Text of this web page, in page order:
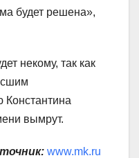
будет решена»,
некому, так как
вымрут.
www.mk.ru